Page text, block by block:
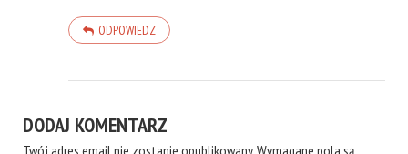
ODPOWIEDZ
DODAJ KOMENTARZ